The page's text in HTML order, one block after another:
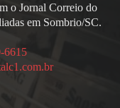
o Jornal Correio do
em Sombrio/SC.
6615